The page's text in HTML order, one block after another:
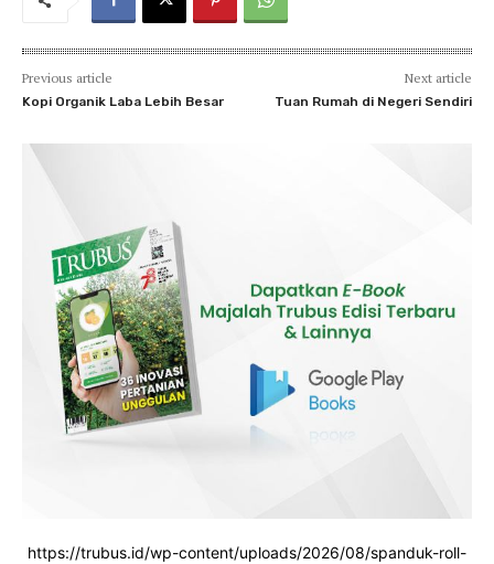
Previous article
Kopi Organik Laba Lebih Besar
Next article
Tuan Rumah di Negeri Sendiri
https://trubus.id/wp-content/uploads/2026/08/spanduk-roll-